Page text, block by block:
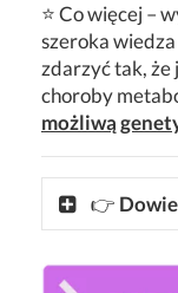
⭐ Co więcej –
szeroka
zdarzyć tak,
choroby
możliwą
👉